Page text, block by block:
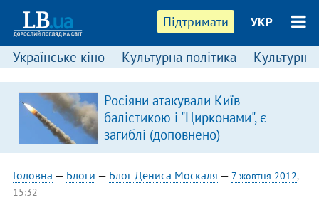
Підтримати УКР
Українське кіно Культурна політика Культурні
Росіяни атакували Київ
балістикою і "Цирконами", є
загиблі (доповнено)
Головна — Блоги — Блог Дениса Москаля — 7 жовтня 2012,
15:32